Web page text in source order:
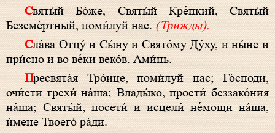
Святы́й Бо́же, Святы́й Кре́пкий, Святы́й
Безсме́ртный, поми́луй нас. (Трижды).
Сла́ва Отцу́ и Сы́ну и Свято́му Ду́ху, и ны́не и
при́сно и во ве́ки веко́в. Ами́нь.
Пресвята́я Тро́ице, поми́луй нас; Го́споди,
очи́сти грехи́ на́ша; Влады́ко, прости́ беззако́ния
на́ша; Святы́й, посети́ и исцели́ не́мощи на́ша,
и́мене Твоего́ ра́ди.